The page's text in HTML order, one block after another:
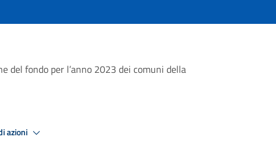
del fondo per l’anno 2023 dei comuni della
azioni